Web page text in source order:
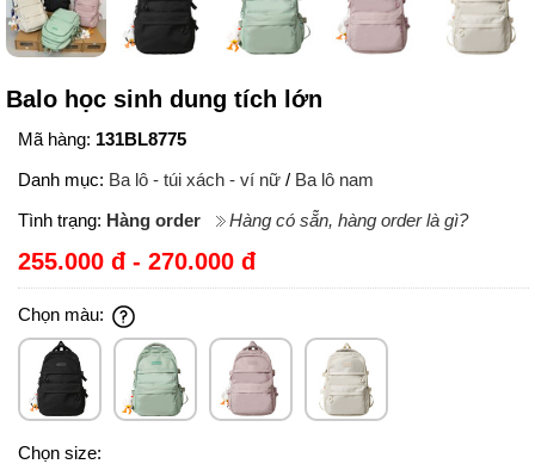
Balo học sinh dung tích lớn
Mã hàng: 131BL8775
Danh mục: Ba lô - túi xách - ví nữ / Ba lô nam
Tình trạng: Hàng order Hàng có sẵn, hàng order là gì?
255.000 đ - 270.000 đ
Chọn màu:
Chọn size: